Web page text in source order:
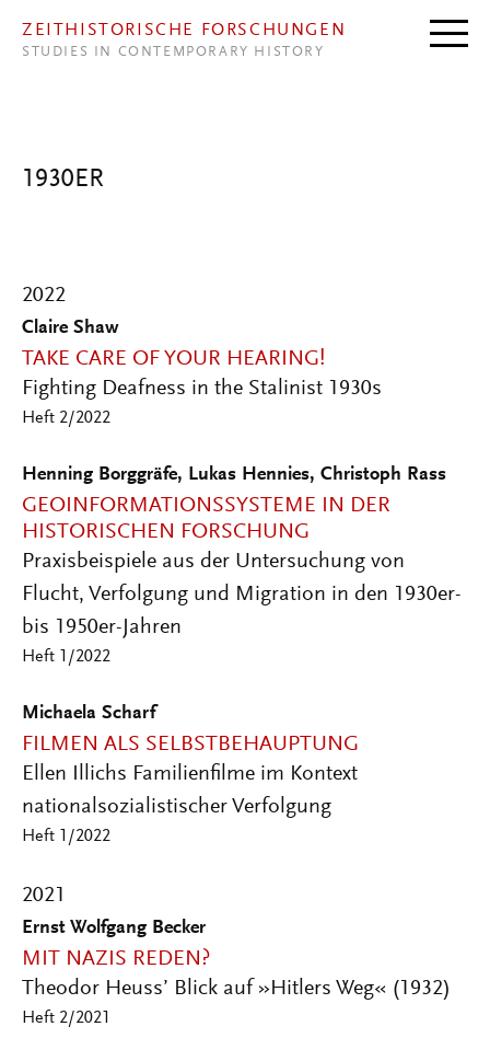
ZEITHISTORISCHE FORSCHUNGEN
STUDIES IN CONTEMPORARY HISTORY
1930ER
2022
Claire Shaw
TAKE CARE OF YOUR HEARING!
Fighting Deafness in the Stalinist 1930s
Heft 2/2022
Henning Borggräfe, Lukas Hennies, Christoph Rass
GEOINFORMATIONSSYSTEME IN DER
HISTORISCHEN FORSCHUNG
Praxisbeispiele aus der Untersuchung von
Flucht, Verfolgung und Migration in den 1930er-
bis 1950er-Jahren
Heft 1/2022
Michaela Scharf
FILMEN ALS SELBSTBEHAUPTUNG
Ellen Illichs Familienfilme im Kontext
nationalsozialistischer Verfolgung
Heft 1/2022
2021
Ernst Wolfgang Becker
MIT NAZIS REDEN?
Theodor Heuss’ Blick auf »Hitlers Weg« (1932)
Heft 2/2021